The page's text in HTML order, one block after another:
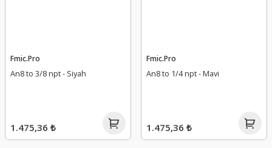
Fmic.Pro
An8 to 3/8 npt - Siyah
1.475,36 ₺
Fmic.Pro
An8 to 1/4 npt - Mavi
1.475,36 ₺